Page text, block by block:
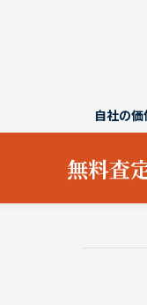
自社の
無料査